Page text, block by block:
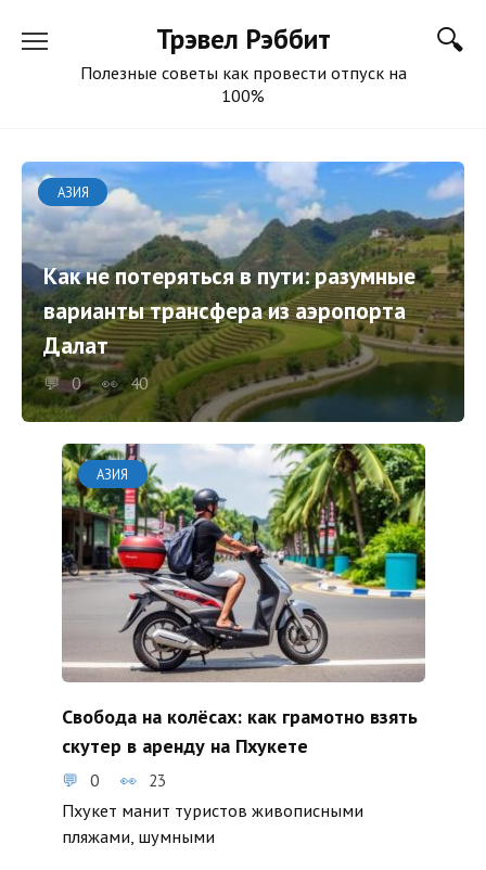
содержанию
Трэвел Рэббит
Полезные советы как провести отпуск на
100%
АЗИЯ
Как не потеряться в пути: разумные
варианты трансфера из аэропорта
Далат
0 40
АЗИЯ
Свобода на колёсах: как грамотно взять
скутер в аренду на Пхукете
0
23
Пхукет манит туристов живописными
пляжами, шумными